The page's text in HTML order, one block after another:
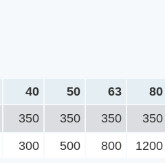
40 50 63 80
350 350 350 350
300 500 800 1200